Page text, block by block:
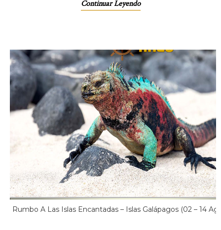
Continuar Leyendo
Rumbo A Las Islas Encantadas – Islas Galápagos (02 – 14